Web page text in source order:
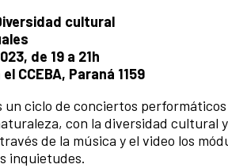
cultural
de 19 a 21h
CCEBA, Paraná 1159
un ciclo de conciertos
con la diversidad cultural
de la música y el video los
inquietudes.